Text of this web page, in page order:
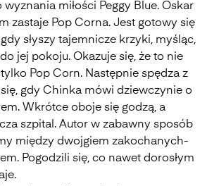
wyznania miłości Peggy Blue. Oskar
zastaje Pop Corna. Jest gotowy się
słyszy tajemnicze krzyki, myśląc,
jej pokoju. Okazuje się, że to nie
Pop Corn. Następnie spędza z
się, gdy Chinka mówi dziewczynie o
Wkrótce oboje się godzą, a
szpital. Autor w zabawny sposób
między dwojgiem zakochanych-
Pogodzili się, co nawet dorosłym